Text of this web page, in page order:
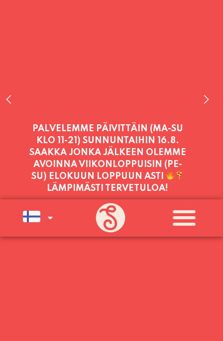
PALVELEMME PÄIVITTÄIN (MA-SU
KLO 11-21) SUNNUNTAIHIN 16.8.
SAAKKA JONKA JÄLKEEN OLEMME
AVOINNA VIIKONLOPPUISIN (PE-
SU) ELOKUUN LOPPUUN ASTI
LÄMPIMÄSTI TERVETULOA!
PALVELEMME TÄNÄÄN:
PERJANTAI11:00 - 21:00